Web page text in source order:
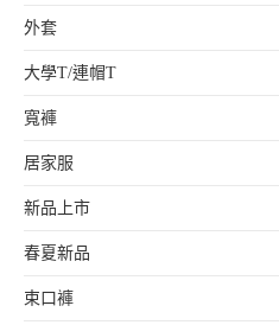
外套
大學T/連帽T
寬褲
居家服
新品上市
春夏新品
束口褲